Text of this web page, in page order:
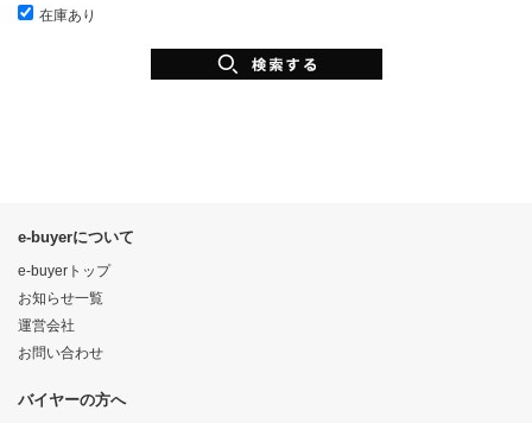
在庫あり
e-buyerについて
e-buyerトップ
お知らせ一覧
運営会社
お問い合わせ
バイヤーの方へ